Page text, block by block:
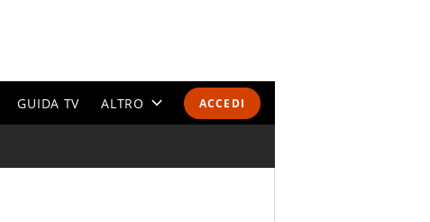
ACCEDI
GUIDA TV ALTRO